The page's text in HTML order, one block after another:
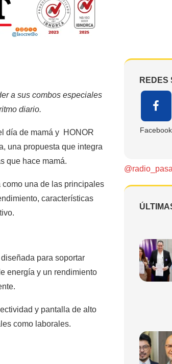
a sus combos especiales
diario.
día de mamá y HONOR
una propuesta que integra
que hace mamá.
una de las principales
características
para soportar
energía y un rendimiento
y pantalla de alto
como laborales.
REDES
Facebook